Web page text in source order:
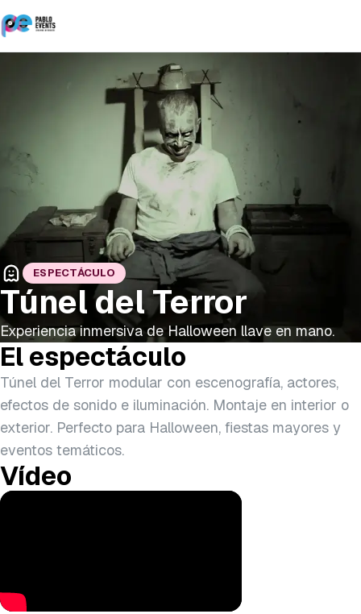
ESPECTÁCULO
Túnel del Terror
Experiencia inmersiva de Halloween llave en mano.
El espectáculo
Túnel del Terror modular con escenografía, actores,
efectos de sonido e iluminación. Montaje en interior o
exterior. Perfecto para Halloween, fiestas mayores y
eventos temáticos.
Vídeo